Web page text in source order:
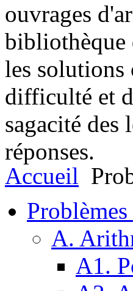
ouvrages
bibliothèque
les solutions
difficulté et
sagacité
réponses.
Accueil
A.
A1.